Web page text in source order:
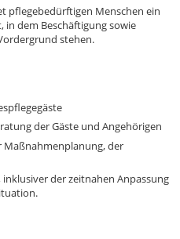
pflegebedürftigen Menschen ein
in dem Beschäftigung sowie
stehen.
der Gäste und Angehörigen
Maßnahmenplanung, der
der zeitnahen Anpassung
anzeigen